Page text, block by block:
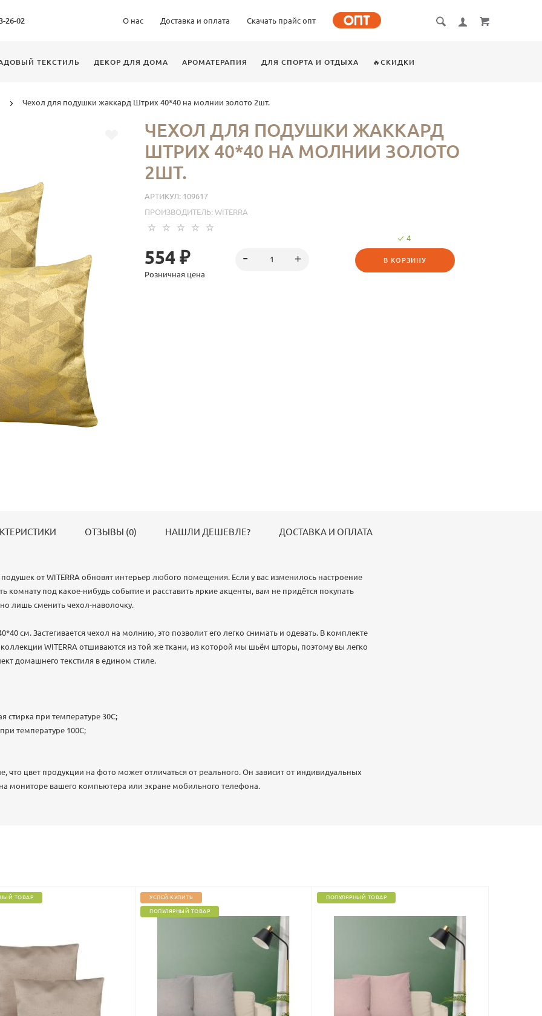
26-02 О нас Доставка и оплата Скачать прайс опт
ТЕКСТИЛЬ ДЕКОР ДЛЯ ДОМА АРОМАТЕРАПИЯ ДЛЯ СПОРТА И ОТДЫХА 🔥СКИДКИ
Чехол для подушки жаккард Штрих 40*40 на молнии золото 2шт.
ЧЕХОЛ ДЛЯ ПОДУШКИ ЖАККАРД
ШТРИХ 40*40 НА МОЛНИИ ЗОЛОТО
2ШТ.
АРТИКУЛ: 109617
ПРОИЗВОДИТЕЛЬ: WITERRA
554 ₽
Розничная цена
4
В КОРЗИНУ
ОТЗЫВЫ (0) НАШЛИ ДЕШЕВЛЕ? ДОСТАВКА И ОПЛАТА
от WITERRA обновят интерьер любого помещения. Если у вас изменилось настроение
комнату под какое-нибудь событие и расставить яркие акценты, вам не придётся покупать
лишь сменить чехол-наволочку.
см. Застегивается чехол на молнию, это позволит его легко снимать и одевать. В комплекте
WITERRA отшиваются из той же ткани, из которой мы шьём шторы, поэтому вы легко
домашнего текстиля в едином стиле.
стирка при температуре 30С;
температуре 100С;
цвет продукции на фото может отличаться от реального. Он зависит от индивидуальных
мониторе вашего компьютера или экране мобильного телефона.
ТОВАР УСПЕЙ КУПИТЬ
ПОПУЛЯРНЫЙ ТОВАР
ПОПУЛЯРНЫЙ ТОВАР